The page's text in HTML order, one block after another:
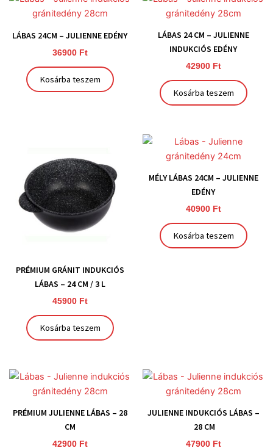
LÁBAS 24CM – JULIENNE EDÉNY
36900 Ft
Kosárba teszem
LÁBAS 24 CM – JULIENNE
INDUKCIÓS EDÉNY
42900 Ft
Kosárba teszem
PRÉMIUM GRÁNIT INDUKCIÓS
LÁBAS – 24 CM / 3 L
45900 Ft
Kosárba teszem
MÉLY LÁBAS 24CM – JULIENNE
EDÉNY
40900 Ft
Kosárba teszem
PRÉMIUM JULIENNE LÁBAS – 28
CM
42900 Ft
JULIENNE INDUKCIÓS LÁBAS –
28 CM
47900 Ft